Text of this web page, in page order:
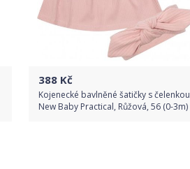
388 Kč
Kojenecké bavlněné šatičky s čelenkou
New Baby Practical, Růžová, 56 (0-3m)